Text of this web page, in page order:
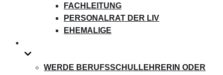
FACHLEITUNG
PERSONALRAT DER LIV
EHEMALIGE
WERDE BERUFSSCHULLEHRERIN ODER